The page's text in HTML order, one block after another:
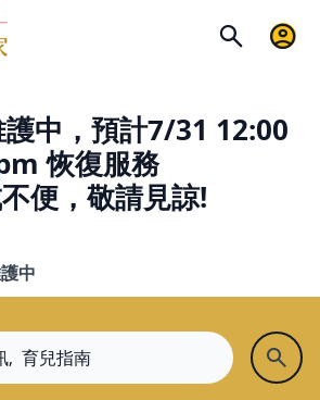
護中，預計7/31 12:00
恢復服務
便，敬請見諒!
中